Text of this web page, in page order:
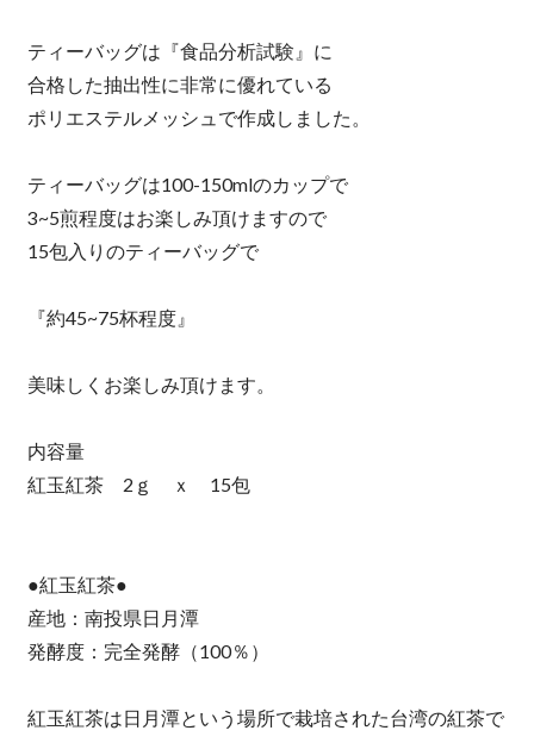
ティーバッグは『食品分析試験』に
合格した抽出性に非常に優れている
ポリエステルメッシュで作成しました。
ティーバッグは100-150mlのカップで
3~5煎程度はお楽しみ頂けますので
15包入りのティーバッグで
『約45~75杯程度』
美味しくお楽しみ頂けます。
内容量
紅玉紅茶 2ｇ ｘ 15包
●紅玉紅茶●
産地：南投県日月潭
発酵度：完全発酵（100％）
紅玉紅茶は日月潭という場所で栽培された台湾の紅茶で